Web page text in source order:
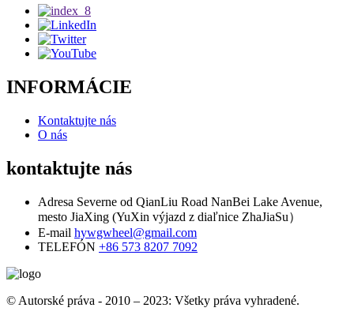
INFORMÁCIE
Kontaktujte nás
O nás
kontaktujte nás
Adresa Severne od QianLiu Road NanBei Lake Avenue,
mesto JiaXing (YuXin výjazd z diaľnice ZhaJiaSu）
E-mail hywgwheel@gmail.com
TELEFÓN +86 573 8207 7092
© Autorské práva - 2010 – 2023: Všetky práva vyhradené.